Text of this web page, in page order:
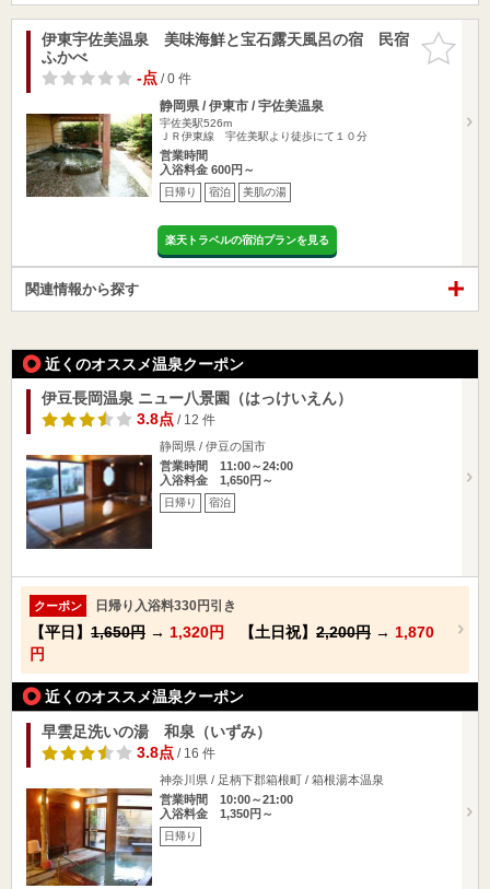
お気に入
りに追加
伊東宇佐美温泉 美味海鮮と宝石露天風呂の宿 民宿
ふかべ
-点/ 0 件
静岡県 / 伊東市 / 宇佐美温泉
宇佐美駅526m
ＪＲ伊東線 宇佐美駅より徒歩にて１０分
営業時間
入浴料金 600円～
日帰り 宿泊 美肌の湯
楽天トラベルの宿泊プランを見る
関連情報から探す
近くのオススメ温泉クーポン
伊豆長岡温泉 ニュー八景園（はっけいえん）
3.8点/ 12 件
静岡県 / 伊豆の国市
営業時間 11:00～24:00
入浴料金 1,650円～
日帰り 宿泊
クーポン 日帰り入浴料330円引き
【平日】 1,650円 → 1,320円 【土日祝】 2,200円 → 1,870
円
近くのオススメ温泉クーポン
早雲足洗いの湯 和泉（いずみ）
3.8点/ 16 件
神奈川県 / 足柄下郡箱根町 / 箱根湯本温泉
営業時間 10:00～21:00
入浴料金 1,350円～
日帰り